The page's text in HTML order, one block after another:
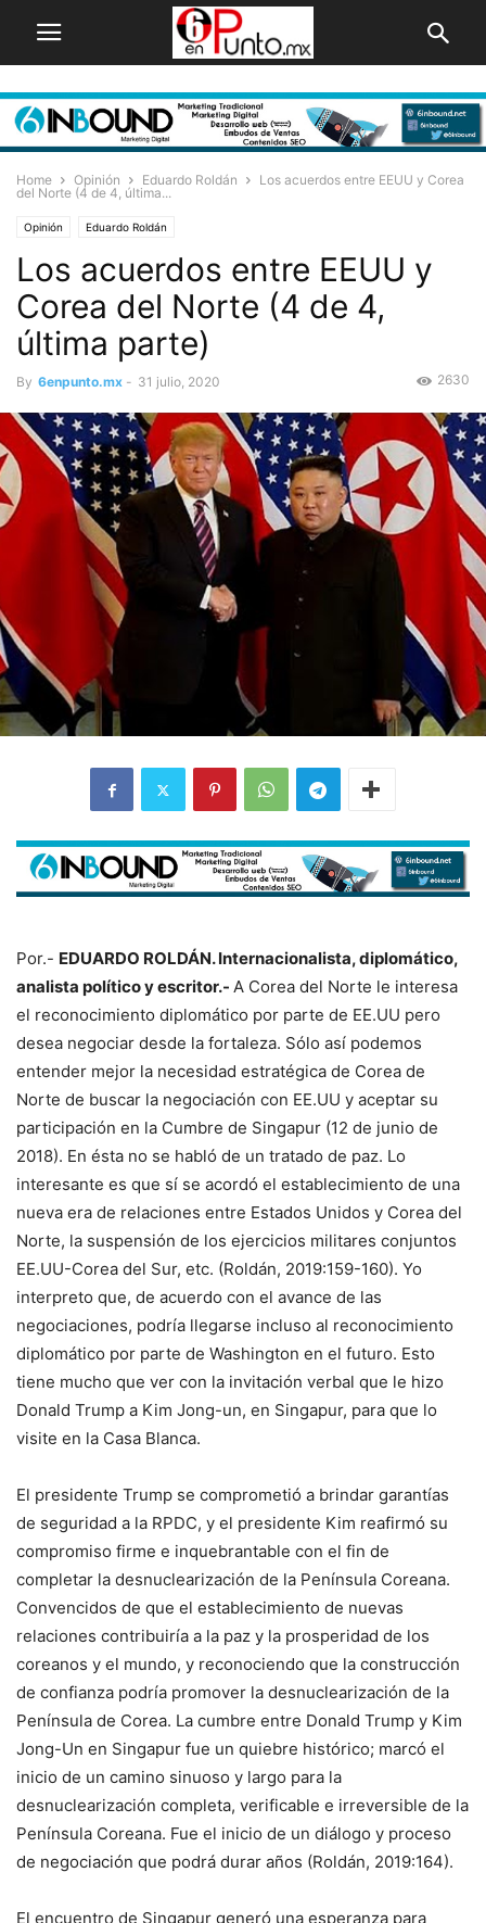
Home Opinión Eduardo Roldán
Los acuerdos entre EEUU y Corea
del Norte (4 de 4, última...
Opinión Eduardo Roldán
Los acuerdos entre EEUU y
Corea del Norte (4 de 4,
última parte)
By 6enpunto.mx - 31 julio, 2020 2630
Por.- EDUARDO ROLDÁN. Internacionalista, diplomático,
analista político y escritor.- A Corea del Norte le interesa
el reconocimiento diplomático por parte de EE.UU pero
desea negociar desde la fortaleza. Sólo así podemos
entender mejor la necesidad estratégica de Corea de
Norte de buscar la negociación con EE.UU y aceptar su
participación en la Cumbre de Singapur (12 de junio de
2018). En ésta no se habló de un tratado de paz. Lo
interesante es que sí se acordó el establecimiento de una
nueva era de relaciones entre Estados Unidos y Corea del
Norte, la suspensión de los ejercicios militares conjuntos
EE.UU-Corea del Sur, etc. (Roldán, 2019:159-160). Yo
interpreto que, de acuerdo con el avance de las
negociaciones, podría llegarse incluso al reconocimiento
diplomático por parte de Washington en el futuro. Esto
tiene mucho que ver con la invitación verbal que le hizo
Donald Trump a Kim Jong-un, en Singapur, para que lo
visite en la Casa Blanca.
El presidente Trump se comprometió a brindar garantías
de seguridad a la RPDC, y el presidente Kim reafirmó su
compromiso firme e inquebrantable con el fin de
completar la desnuclearización de la Península Coreana.
Convencidos de que el establecimiento de nuevas
relaciones contribuiría a la paz y la prosperidad de los
coreanos y el mundo, y reconociendo que la construcción
de confianza podría promover la desnuclearización de la
Península de Corea. La cumbre entre Donald Trump y Kim
Jong-Un en Singapur fue un quiebre histórico; marcó el
inicio de un camino sinuoso y largo para la
desnuclearización completa, verificable e irreversible de la
Península Coreana. Fue el inicio de un diálogo y proceso
de negociación que podrá durar años (Roldán, 2019:164).
El encuentro de Singapur generó una esperanza para